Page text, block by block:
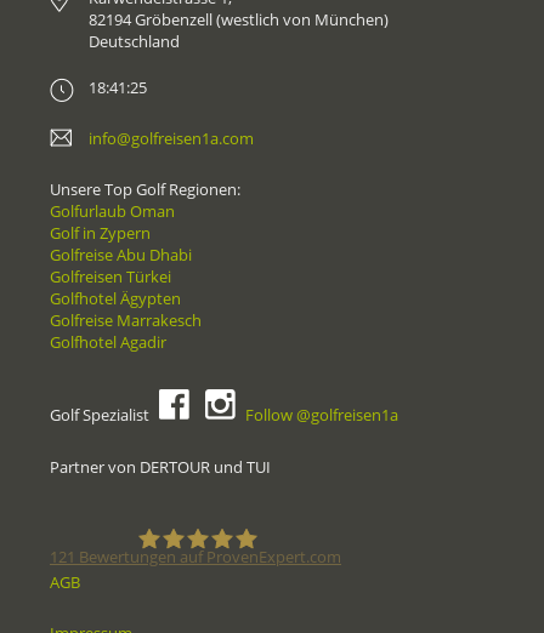
82194 Gröbenzell (westlich von München)
Deutschland
18:41:25
info@golfreisen1a.com
Unsere Top Golf Regionen:
Golfurlaub Oman
Golf in Zypern
Golfreise Abu Dhabi
Golfreisen Türkei
Golfhotel Ägypten
Golfreise Marrakesch
Golfhotel Agadir
Golf Spezialist Follow @golfreisen1a
Partner von DERTOUR und TUI
121 Bewertungen auf ProvenExpert.com
AGB